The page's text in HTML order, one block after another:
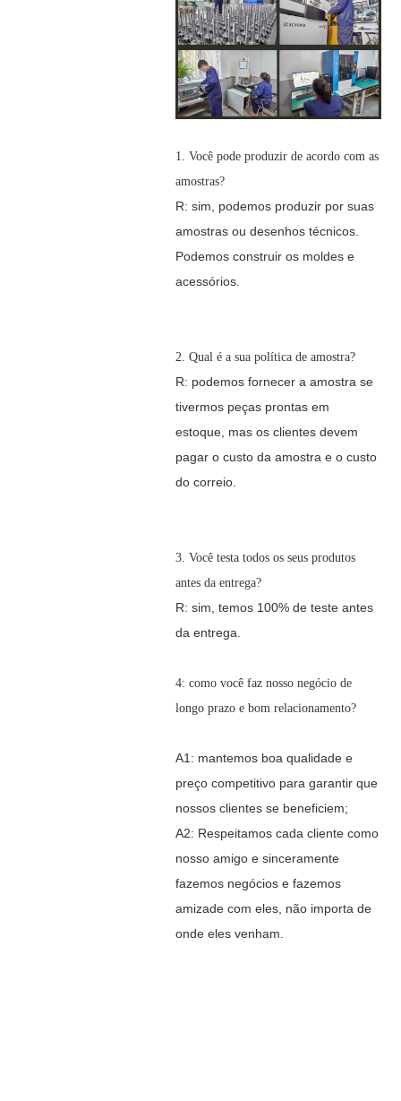
1. Você pode produzir de acordo com as
amostras?
R: sim, podemos produzir por suas
amostras ou desenhos técnicos.
Podemos construir os moldes e
acessórios.
2. Qual é a sua política de amostra?
R: podemos fornecer a amostra se
tivermos peças prontas em
estoque, mas os clientes devem
pagar o custo da amostra e o custo
do correio.
3. Você testa todos os seus produtos
antes da entrega?
R: sim, temos 100% de teste antes
da entrega.
4: como você faz nosso negócio de
longo prazo e bom relacionamento?
A1: mantemos boa qualidade e
preço competitivo para garantir que
nossos clientes se beneficiem;
A2: Respeitamos cada cliente como
nosso amigo e sinceramente
fazemos negócios e fazemos
amizade com eles, não importa de
onde eles venham.